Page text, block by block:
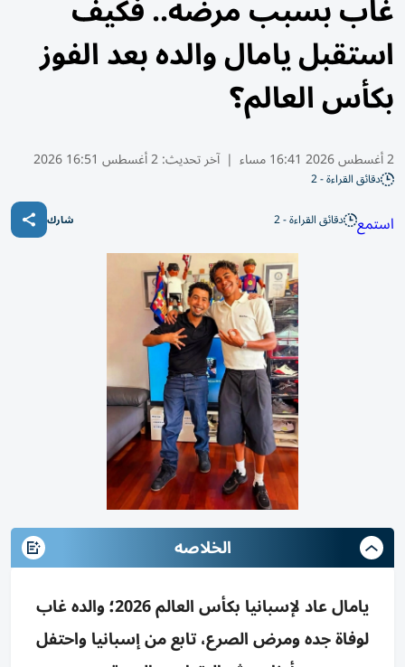
استقبل يامال والده بعد الفوز
بكأس العالم؟
2 أغسطس 2026 16:41 مساء | آخر تحديث:2 أغسطس 16:51 2026
دقائق القراءة - 2
استمع دقائق القراءة - 2 شارك
الخلاصه
يامال عاد لإسبانيا بكأس العالم 2026؛ والده غاب
لوفاة جده ومرض الصرع، تابع من إسبانيا واحتفل